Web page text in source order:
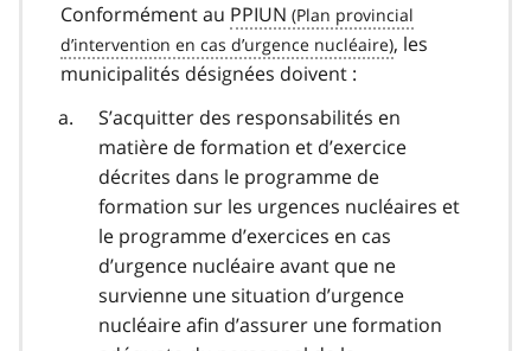
Conformément au PPIUN
, les
municipalités désignées doivent :
S’acquitter des responsabilités en
matière de formation et d’exercice
décrites dans le programme de
formation sur les urgences nucléaires et
le programme d’exercices en cas
d’urgence nucléaire avant que ne
survienne une situation d’urgence
nucléaire afin d’assurer une formation